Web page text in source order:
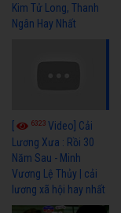
Kim Tử Long, Thanh
Ngân Hay Nhất
6323 Video] Cải
Lương Xưa : Rồi 30
Năm Sau - Minh
Vương Lệ Thủy | cải
lương xã hội hay nhất